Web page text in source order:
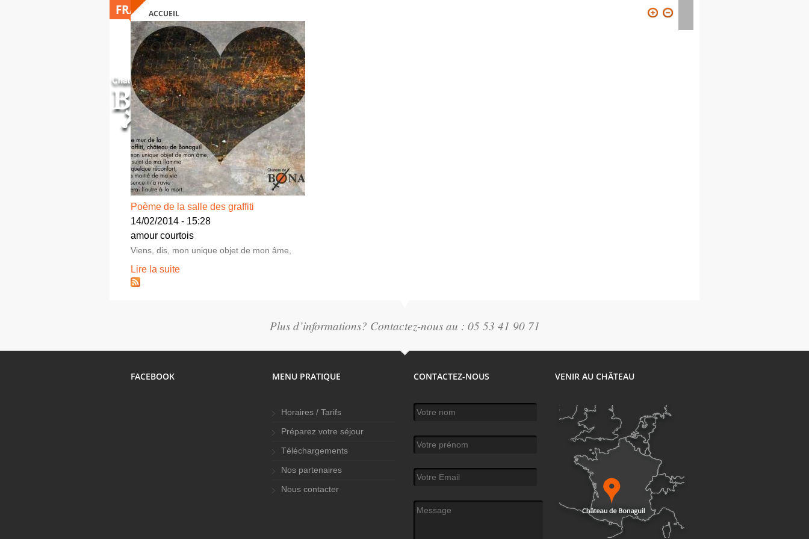
CONTACT
FRANÇAIS
VOUS ÊTES ICI
ACCUEIL
Poème de la salle des graffiti
14/02/2014 - 15:28
amour courtois
Viens, dis, mon unique objet de mon âme,
Lire la suite
Plus d’informations? Contactez-nous au : 05 53 41 90 71
FACEBOOK MENU PRATIQUE
Horaires / Tarifs
Préparez votre séjour
Téléchargements
Nos partenaires
Nous contacter
CONTACTEZ-NOUS
Votre nom
Votre prénom
Votre Email
Message
VENIR AU CHÂTEAU